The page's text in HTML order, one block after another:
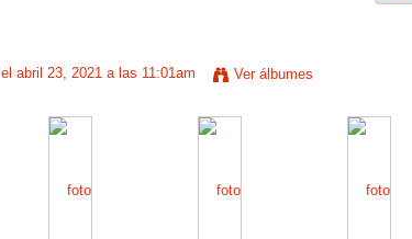
el abril 23, 2021 a las 11:01am Ver álbumes